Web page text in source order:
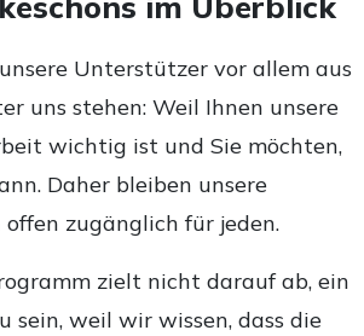
Unterstützer vor allem aus
uns stehen: Weil Ihnen unsere
wichtig ist und Sie möchten,
Daher bleiben unsere
offen zugänglich für jeden.
zielt nicht darauf ab, ein
sein, weil wir wissen, dass die